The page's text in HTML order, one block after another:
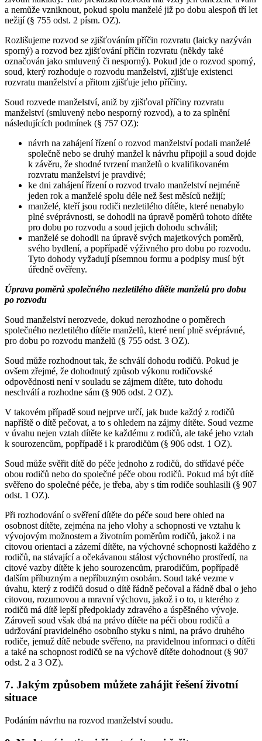
a nemůže vzniknout, pokud spolu manželé již po dobu alespoň tří let
nežijí (§ 755 odst. 2 písm. OZ).
Rozlišujeme rozvod se zjišťováním příčin rozvratu (laicky nazýván
sporný) a rozvod bez zjišťování příčin rozvratu (někdy také
označován jako smluvený či nesporný). Pokud jde o rozvod sporný,
soud, který rozhoduje o rozvodu manželství, zjišťuje existenci
rozvratu manželství a přitom zjišťuje jeho příčiny.
Soud rozvede manželství, aniž by zjišťoval příčiny rozvratu
manželství (smluvený nebo nesporný rozvod), a to za splnění
následujících podmínek (§ 757 OZ):
návrh na zahájení řízení o rozvod manželství podali manželé
společně nebo se druhý manžel k návrhu připojil a soud dojde
k závěru, že shodné tvrzení manželů o kvalifikovaném
rozvratu manželství je pravdivé;
ke dni zahájení řízení o rozvod trvalo manželství nejméně
jeden rok a manželé spolu déle než šest měsíců nežijí;
manželé, kteří jsou rodiči nezletilého dítěte, které nenabylo
plné svéprávnosti, se dohodli na úpravě poměrů tohoto dítěte
pro dobu po rozvodu a soud jejich dohodu schválil;
manželé se dohodli na úpravě svých majetkových poměrů,
svého bydlení, a popřípadě výživného pro dobu po rozvodu.
Tyto dohody vyžadují písemnou formu a podpisy musí být
úředně ověřeny.
Úprava poměrů společného nezletilého dítěte manželů pro dobu
po rozvodu
Soud manželství nerozvede, dokud nerozhodne o poměrech
společného nezletilého dítěte manželů, které není plně svéprávné,
pro dobu po rozvodu manželů (§ 755 odst. 3 OZ).
Soud může rozhodnout tak, že schválí dohodu rodičů. Pokud je
ovšem zřejmé, že dohodnutý způsob výkonu rodičovské
odpovědnosti není v souladu se zájmem dítěte, tuto dohodu
neschválí a rozhodne sám (§ 906 odst. 2 OZ).
V takovém případě soud nejprve určí, jak bude každý z rodičů
napříště o dítě pečovat, a to s ohledem na zájmy dítěte. Soud vezme
v úvahu nejen vztah dítěte ke každému z rodičů, ale také jeho vztah
k sourozencům, popřípadě i k prarodičům (§ 906 odst. 1 OZ).
Soud může svěřit dítě do péče jednoho z rodičů, do střídavé péče
obou rodičů nebo do společné péče obou rodičů. Pokud má být dítě
svěřeno do společné péče, je třeba, aby s tím rodiče souhlasili (§ 907
odst. 1 OZ).
Při rozhodování o svěření dítěte do péče soud bere ohled na
osobnost dítěte, zejména na jeho vlohy a schopnosti ve vztahu k
vývojovým možnostem a životním poměrům rodičů, jakož i na
citovou orientaci a zázemí dítěte, na výchovné schopnosti každého z
rodičů, na stávající a očekávanou stálost výchovného prostředí, na
citové vazby dítěte k jeho sourozencům, prarodičům, popřípadě
dalším příbuzným a nepříbuzným osobám. Soud také vezme v
úvahu, který z rodičů dosud o dítě řádně pečoval a řádně dbal o jeho
citovou, rozumovou a mravní výchovu, jakož i o to, u kterého z
rodičů má dítě lepší předpoklady zdravého a úspěšného vývoje.
Zároveň soud však dbá na právo dítěte na péči obou rodičů a
udržování pravidelného osobního styku s nimi, na právo druhého
rodiče, jemuž dítě nebude svěřeno, na pravidelnou informaci o dítěti
a také na schopnost rodičů se na výchově dítěte dohodnout (§ 907
odst. 2 a 3 OZ).
7. Jakým způsobem můžete zahájit řešení životní
situace
Podáním návrhu na rozvod manželství soudu.